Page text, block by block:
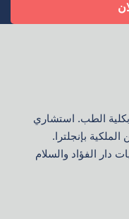
الطب. استشاري
بإنجلترا.
دار الفؤاد والسلام